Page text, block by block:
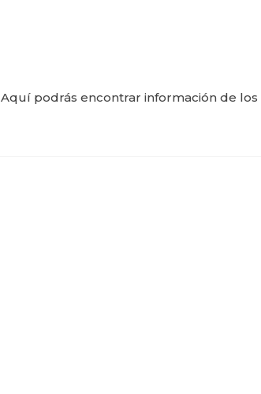
Aquí podrás encontrar información de los